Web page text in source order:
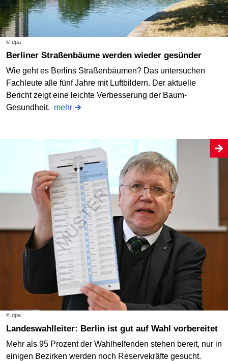
© dpa
Berliner Straßenbäume werden wieder gesünder
Wie geht es Berlins Straßenbäumen? Das untersuchen
Fachleute alle fünf Jahre mit Luftbildern. Der aktuelle
Bericht zeigt eine leichte Verbesserung der Baum-
Gesundheit. mehr
© dpa
Landeswahlleiter: Berlin ist gut auf Wahl vorbereitet
Mehr als 95 Prozent der Wahlhelfenden stehen bereit, nur in
einigen Bezirken werden noch Reservekräfte gesucht.